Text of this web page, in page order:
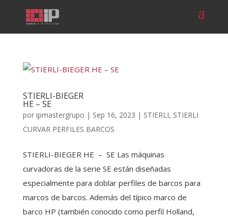
STIERLI-BIEGER
HE – SE
por ipmastergrupo | Sep 16, 2023 | STIERLI, STIERLI
CURVAR PERFILES BARCOS
STIERLI-BIEGER HE – SE Las máquinas
curvadoras de la serie SE están diseñadas
especialmente para doblar perfiles de barcos para
marcos de barcos. Además del típico marco de
barco HP (también conocido como perfil Holland,